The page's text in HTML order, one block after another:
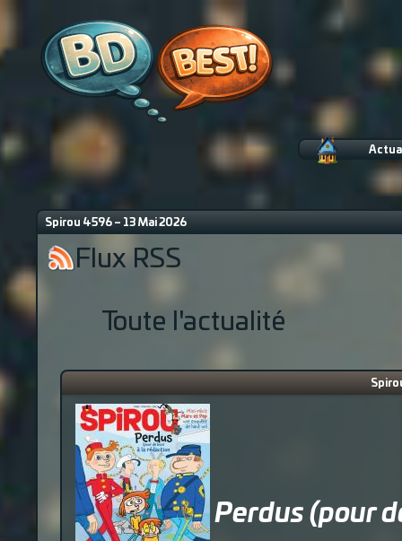
Spirou 4596 – 13 Mai 2026
Flux RSS
Toute l'actualité
Perdus (pour